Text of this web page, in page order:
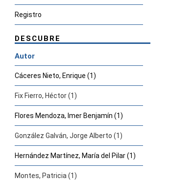
Registro
DESCUBRE
Autor
Cáceres Nieto, Enrique (1)
Fix Fierro, Héctor (1)
Flores Mendoza, Imer Benjamín (1)
González Galván, Jorge Alberto (1)
Hernández Martínez, María del Pilar (1)
Montes, Patricia (1)